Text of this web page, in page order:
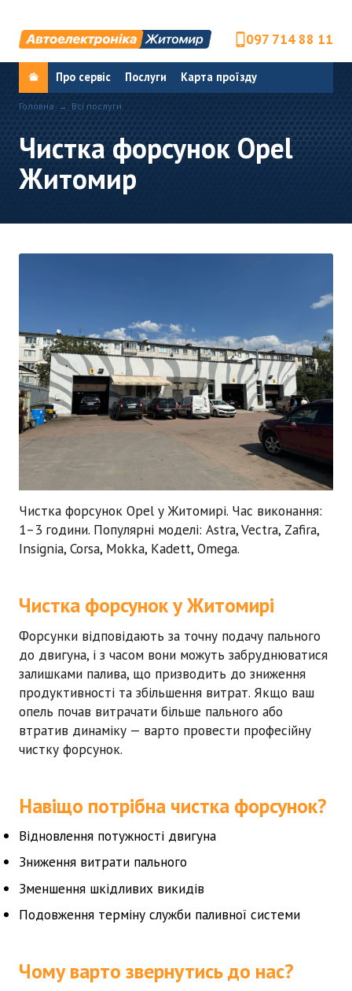
097 714 88 11
Про сервіс Послуги Карта проїзду
Головна Всі послуги
Чистка форсунок Opel
Житомир
Чистка форсунок Opelу Житомирі. Час виконання:
1–3 години. Популярні моделі: Astra, Vectra, Zafira,
Insignia, Corsa, Mokka, Kadett, Omega.
Чистка форсунок у Житомирі
Форсунки відповідають за точну подачу пального
до двигуна, і з часом вони можуть забруднюватися
залишками палива, що призводить до зниження
продуктивності та збільшення витрат. Якщо ваш
опель почав витрачати більше пального або
втратив динаміку — варто провести професійну
чистку форсунок.
Навіщо потрібна чистка форсунок?
Відновлення потужності двигуна
Зниження витрати пального
Зменшення шкідливих викидів
Подовження терміну служби паливної системи
Чому варто звернутись до нас?